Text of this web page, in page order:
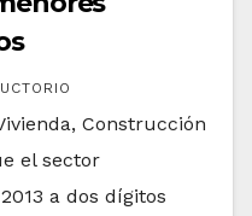
Construcción
el sector
a dos dígitos